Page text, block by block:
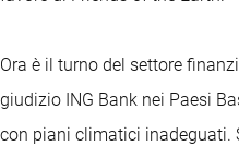
Ora è il turno del settore
giudizio ING Bank nei Paesi
con piani climatici inadeguati.